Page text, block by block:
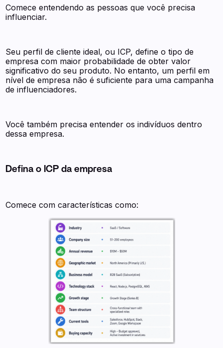
Comece entendendo as pessoas que você precisa
influenciar.
Seu perfil de cliente ideal, ou ICP, define o tipo de
empresa com maior probabilidade de obter valor
significativo do seu produto. No entanto, um perfil em
nível de empresa não é suficiente para uma campanha
de influenciadores.
Você também precisa entender os indivíduos dentro
dessa empresa.
Defina o ICP da empresa
Comece com características como: